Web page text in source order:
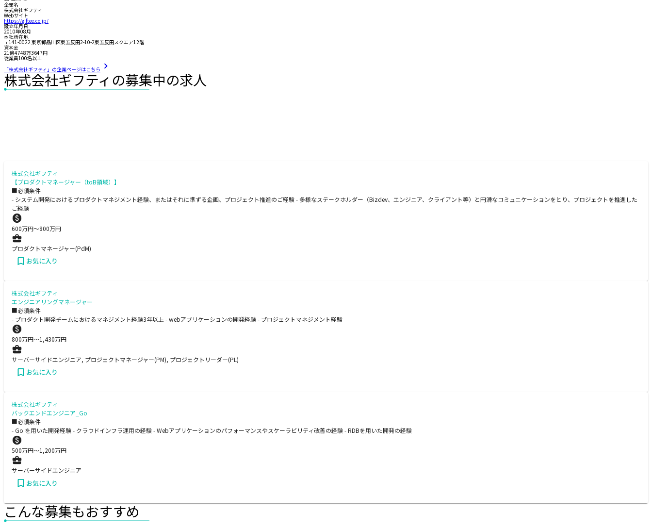
企業名
株式会社ギフティ
Webサイト
https://giftee.co.jp/
設立年月日
2010年08月
本社所在地
〒141-0022 東京都品川区東五反田2-10-2東五反田スクエア12階
資本金
21億4748万3647円
従業員100名以上
「株式会社ギフティ」の企業ページはこちら
株式会社ギフティの募集中の求人
株式会社ギフティ
【プロダクトマネージャー（toB領域）】
■必須条件
- システム開発におけるプロダクトマネジメント経験、またはそれに準ずる企画、プロジェクト推進のご経験 - 多様なステークホルダー（Bizdev、エンジニア、クライアント等）と円滑なコミュニケーションをとり、プロジェクトを推進した
ご経験
600万円〜800万円
プロダクトマネージャー(PdM)
お気に入り
株式会社ギフティ
エンジニアリングマネージャー
■必須条件
- プロダクト開発チームにおけるマネジメント経験3年以上 - webアプリケーションの開発経験 - プロジェクトマネジメント経験
800万円〜1,430万円
サーバーサイドエンジニア, プロジェクトマネージャー(PM), プロジェクトリーダー(PL)
お気に入り
株式会社ギフティ
バックエンドエンジニア_Go
■必須条件
- Go を用いた開発経験 - クラウドインフラ運用の経験 - Webアプリケーションのパフォーマンスやスケーラビリティ改善の経験 - RDBを用いた開発の経験
500万円〜1,200万円
サーバーサイドエンジニア
お気に入り
こんな募集もおすすめ